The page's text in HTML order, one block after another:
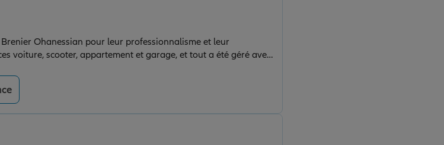
Ohanessian pour leur professionnalisme et leur
voiture, scooter, appartement et garage, et tout a été géré avec
très satisfaite de la qualité du service et du suivi. Je
recherchant un assureur sérieux et réactif. »